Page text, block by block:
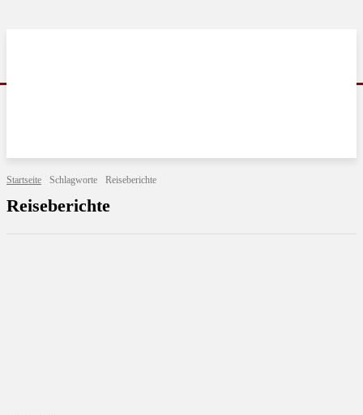
Startseite Schlagworte Reiseberichte
Reiseberichte